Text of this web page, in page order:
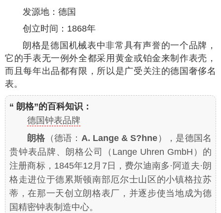
发源地：德国
创立时间：1868年
朗格是德国机械表中非常具有声誉的一个品牌，
它的手表无一例外全都采用黄金或铂金来制作表壳，
而且每年出品都有限，所以是广受关注的德国奢侈名
表。
“ 朗格”的百科知识：
德国钟表品牌
朗格（德语： A. Lange & S?hne ），是德国名
贵钟表品牌、朗格公司（Lange Uhren GmbH）的
注册商标，1845年12月7日，费尔迪南多·阿道夫·朗
格走进位于德累斯顿南部厄尔士山区的小镇格拉苏
蒂，在那一天创立朗格表厂，并逐步使当地成为德
国精密钟表制造中心。